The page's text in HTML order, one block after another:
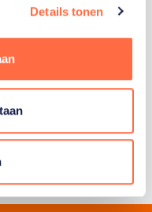
Details tonen